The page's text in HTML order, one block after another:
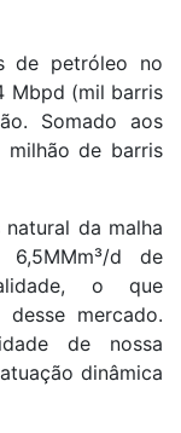
de petróleo no
Mbpd (mil barris
Somado aos
milhão de barris
da malha
d de
o que
mercado.
de nossa
dinâmica